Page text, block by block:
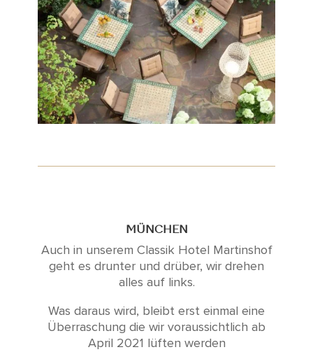
MÜNCHEN
Auch in unserem Classik Hotel Martinshof
geht es drunter und drüber, wir drehen
alles auf links.
Was daraus wird, bleibt erst einmal eine
Überraschung die wir voraussichtlich ab
April 2021 lüften werden